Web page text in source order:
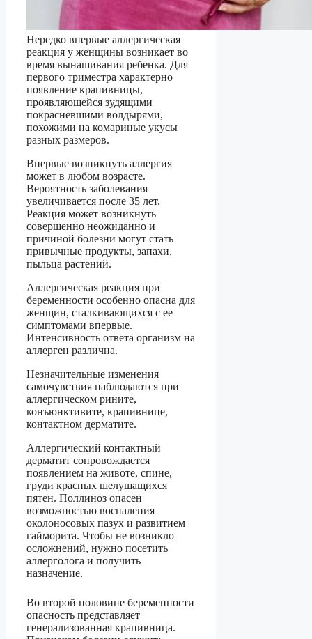
Нередко впервые аллергическая
реакция у женщины возникает во
время вынашивания ребенка. Для
первого триместра характерно
появление крапивницы,
проявляющейся зудящими
покрасневшими волдырями,
похожими на комариные укусы
разных размеров.
Впервые возникнуть аллергия
может в любом возрасте.
Вероятность заболевания
увеличивается после 35 лет.
Реакция может возникнуть
совершенно неожиданно и
причиной болезни могут стать
привычные продукты, запахи,
пыльца растений.
Аллергическая реакция при
беременности особенно опасна для
женщин, сталкивающихся с ее
симптомами впервые.
Интенсивность ответа организм на
аллерген различна.
Незначительные изменения
самочувствия наблюдаются при
аллергическом рините,
конъюнктивите, крапивнице,
контактном дерматите.
Аллергический контактный
дерматит сопровождается
появлением на животе, спине,
груди красных шелушащихся
пятен. Поллиноз опасен
возможностью воспаления
околоносовых пазух и развитием
гайморита. Чтобы не возникло
осложнений, нужно посетить
аллерголога и получить
назначение.
Во второй половине беременности
опасность представляет
генерализованная крапивница.